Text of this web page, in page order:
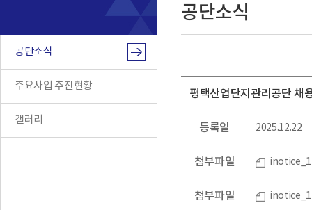
공단소식
주요사업 추진현황
갤러리
공단소식
평택산업단지관리공단 채
등록일 2025.12.22
첨부파일
첨부파일